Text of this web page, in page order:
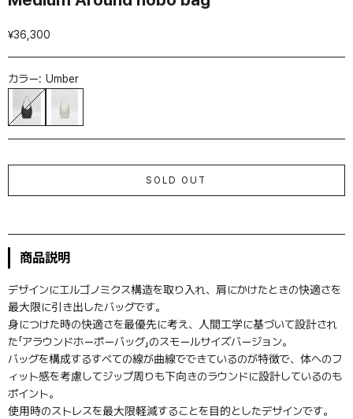
セール価格
¥36,300
カラー: Umber
Umber
SOLD OUT
商品説明
デザインにエルゴノミクス構造を取り入れ、肩にかけたときの快適さを
最大限に引き出したバッグです。
身につけた時の快適さを最優先に考え、人間工学に基づいて設計され
た「アラウンドホーボーバッグ」のスモールサイズバージョン。
バッグを構成するすべての線が曲線でできているのが特徴で、体へのフ
ィット感を考慮してジップ周りも下向きのラウンドに設計しているのも
ポイント。
使用時のストレスを最大限軽減することを目的としたデザインです。